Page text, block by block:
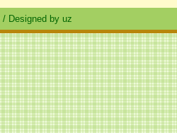
/ Designed by uz